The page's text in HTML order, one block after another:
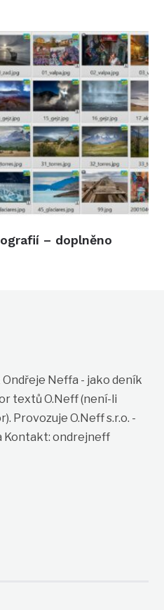
– doplněno
Neffa - jako deník
textů O.Neff (není-li
Provozuje O.Neff s.r.o. -
Kontakt: ondrejneff